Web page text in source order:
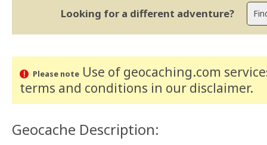
Looking for a different adventure?
Please noteUse of geocaching.com
terms and conditions in our disclaimer.
Geocache Description: